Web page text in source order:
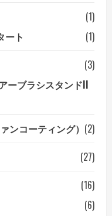
(1)
ート
(1)
(3)
ーブラシスタンドII
ンコーティング） (2)
(27)
(16)
(6)